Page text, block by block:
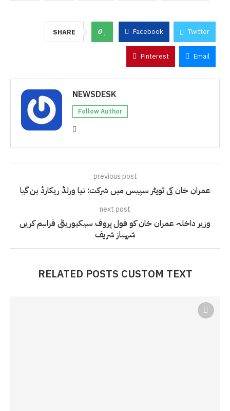
SHARE 0 Facebook Twitter
Pinterest Email
NEWSDESK
Follow Author
previous post
عمران خان کی ٹویٹر سپیس میں شرکت: نیا ورلڈ ریکارڈ بن گیا
next post
وزیر داخلہ عمران خان کو فول پروف سیکیوریٹی فراہم کریں
شہباز شریف
RELATED POSTS CUSTOM TEXT